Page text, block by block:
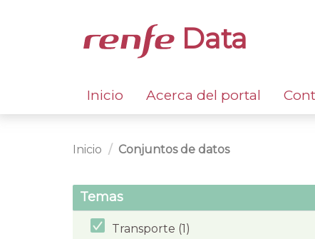
Data
Inicio Acerca del portal
Inicio Conjuntos de datos
Temas
Transporte (1)